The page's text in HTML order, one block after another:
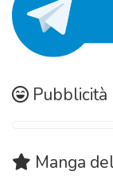
Pubblicità
Manga